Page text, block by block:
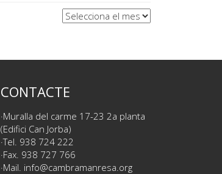
Arxius
CONTACTE
Muralla del carme 17-23 2a planta
(Edifici Can Jorba)
Tel. 938 724 222
Fax. 938 727 766
Mail. info@cambramanresa.org